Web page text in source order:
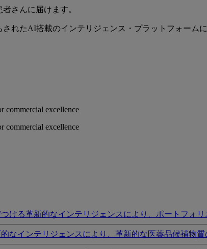
さんに届けます。
れたAI搭載のインテリジェンス・プラットフォーム
commercial excellence
commercial excellence
ける革新的なインテリジェンスにより、ポートフォリ
なインテリジェンスにより、革新的な医薬品候補物